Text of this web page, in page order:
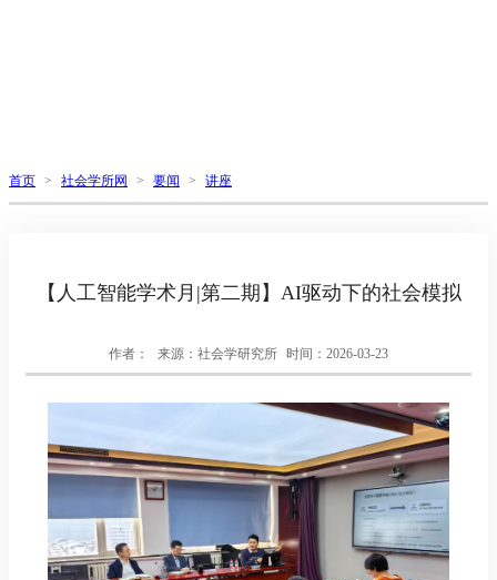
首页 > 社会学所网 > 要闻 > 讲座
【人工智能学术月|第二期】AI驱动下的社会模拟
作者： 来源：社会学研究所 时间：2026-03-23